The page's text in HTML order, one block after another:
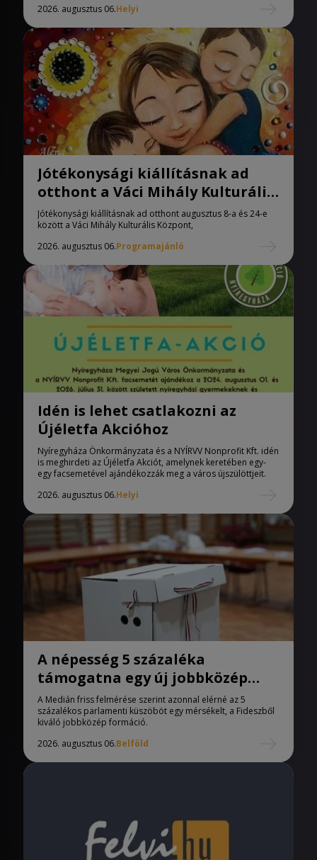
2026. augusztus 06.Helyi
Jótékonysági kiállításnak ad
otthont a Váci Mihály Kulturális
Központ
Jótékonysági kiállításnak ad otthont augusztus 8-a és 24-e
között a Váci Mihály Kulturális Központ,
2026. augusztus 06.Programajánló
Idén is lehet csatlakozni az
Újéletfa Akcióhoz
Nyíregyháza Önkormányzata és a NYÍRVV Nonprofit Kft. idén
is meghirdeti az Újéletfa Akciót, amelynek keretében egy-
egy facsemetével ajándékozzák meg a város újszülöttjeit.
2026. augusztus 06.Helyi
A népesség 5 százaléka
támogatna egy új jobbközép
pártot
A Medián friss felmérése szerint azonnal elérné az 5
százalékos parlamenti küszöböt egy mérsékelt, a Fideszből
kiváló jobbközép formáció.
2026. augusztus 06.Belföld